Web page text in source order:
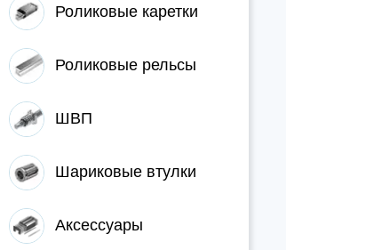
Роликовые каретки
Роликовые рельсы
ШВП
Шариковые втулки
Аксессуары